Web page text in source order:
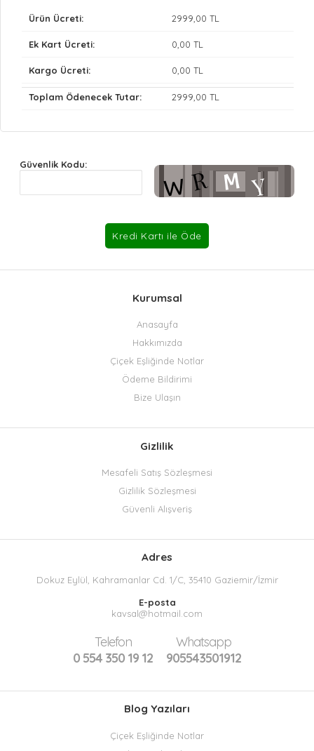
Ürün Ücreti: 2999 ,00 TL
Ek Kart Ücreti: 0 ,00 TL
Kargo Ücreti: 0 ,00 TL
Toplam Ödenecek Tutar: 2999 ,00 TL
Güvenlik Kodu:
Kurumsal
Anasayfa
Hakkımızda
Çiçek Eşliğinde Notlar
Ödeme Bildirimi
Bize Ulaşın
Gizlilik
Mesafeli Satış Sözleşmesi
Gizlilik Sözleşmesi
Güvenli Alışveriş
Adres
Dokuz Eylül, Kahramanlar Cd. 1/C, 35410 Gaziemir/İzmir
E-posta
kavsal@hotmail.com
Telefon
0 554 350 19 12
Whatsapp
905543501912
Blog Yazıları
Çiçek Eşliğinde Notlar